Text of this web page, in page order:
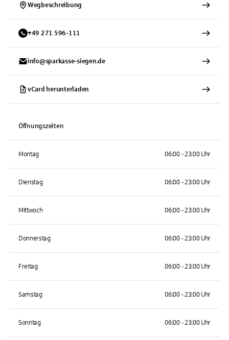
Wegbeschreibung
+49 271 596-111
info@sparkasse-siegen.de
vCard herunterladen
Öffnungszeiten
Montag 06:00 - 23:00 Uhr
Dienstag 06:00 - 23:00 Uhr
Mittwoch 06:00 - 23:00 Uhr
Donnerstag 06:00 - 23:00 Uhr
Freitag 06:00 - 23:00 Uhr
Samstag 06:00 - 23:00 Uhr
Sonntag 06:00 - 23:00 Uhr